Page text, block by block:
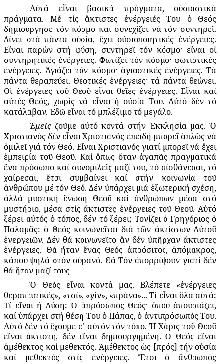
Αὐτά εἶναι βασικά πράγματα, οὐσιαστικά
πράγματα. Μέ τίς ἄκτιστες ἐνέργειές Του ὁ Θεός
δημιούργησε τόν κόσμο καί συνεχίζει νά τόν συντηρεῖ.
Δίνει στά πάντα οὐσία, ἔχει οὐσιοποιητικές ἐνέργειες.
Εἶναι παρών στή φύση, συντηρεῖ τόν κόσμο· εἶναι οἱ
συντηρητικές ἐνέργειες. Φωτίζει τόν κόσμο· φωτιστικές
ἐνέργειες. Ἁγιάζει τόν κόσμο· ἁγιαστικές ἐνέργειες. Τά
πάντα θεραπεύει. Θεοτικές ἐνέργειες· τά πάντα θεώνει.
Οἱ ἐνέργειες τοῦ Θεοῦ εἶναι θεῖες ἐνέργειες. Εἶναι καί
αὐτές Θεός, χωρίς νά εἶναι ἡ οὐσία Του. Αὐτό δέν τό
κατάλαβαν. Ἐδῶ εἶναι τό μπλέξιμο τό μεγάλο.
Ἐμεῖς ζοῦμε αὐτό κοντά στήν Ἐκκλησία μας. Ὁ
Χριστιανός δέν εἶναι Χριστιανός ἐπειδή μπορεῖ ἁπλῶς νά
ὁμιλεῖ γιά τόν Θεό. Εἶναι Χριστιανός γιατί μπορεῖ νά ἔχει
ἐμπειρία τοῦ Θεοῦ. Καί ὅπως ὅταν ἀγαπᾶς πραγματικά
ἕνα πρόσωπο καί συνομιλεῖς μαζί του, τό αἰσθάνεσαι, τό
χαίρεσαι, ἔτσι συμβαίνει καί στήν κοινωνία τοῦ
ἀνθρώπου μέ τόν Θεό. Δέν ὑπάρχει μιά ἐξωτερική σχέση,
ἀλλά μυστική ἕνωση Θεοῦ καί ἀνθρώπων μέσα στό
μυστήριο, μέσα στίς ἄκτιστες ἐνέργειες τοῦ Θεοῦ. Αὐτό
ξέρει αὐτός ὁ τόπος, δέν τό ξέρει; Τονίζει ὁ Γρηγόριος ὁ
Παλαμᾶς: ὁ Θεός κοινωνεῖται διά τῶν ἀκτίστων Αὐτοῦ
ἐνεργειῶν. Δέν θά κοινωνεῖτο ἄν δέν ὑπῆρχαν ἄκτιστες
ἐνέργειες. Θά ἦταν ἕνας Θεός ἀπρόσιτος, ἀπόμακρος,
κάπου ψηλά στόν οὐρανό. Θά Τόν ἀπορρίψουν γιατί δέν
θά ἦταν μαζί τους.
Ὁ Θεός εἶναι κοντά μας. Βλέπετε «ἐνέργειες
θεραπευτικές», «τσί», «γίν», «πράνα»... Τί εἶναι ὅλα αὐτά;
Τί εἶναι ἡ Δύση; Ὁ ἀπρόσωπος Θεός· ὅπου ἀπουσιάζει,
καί ὑπάρχει στή θέση Του ὁ Πάπας, ὁ ἀντιπρόσωπός Του.
Αὐτό δέν τό ἔχουμε σ᾽ αὐτόν τόν τόπο. Ἡ Χάρις τοῦ Θεοῦ
εἶναι ἄκτιστη, δέν εἶναι δημιουργημένη. Ὁ Θεός εἶναι
ἀμέθεκτος καί μεθεκτός. Ἀμέθεκτος ὡς [πρός] τήν οὐσία
καί μεθεκτός στίς ἐνέργειες. Ἔτσι ὁ ἄνθρωπος